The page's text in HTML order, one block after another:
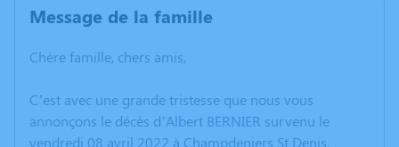
Message de la famille
Chère famille, chers amis,
C’est avec une grande tristesse que nous vous
annonçons le décès d’Albert BERNIER survenu le
vendredi 08 avril 2022 à Champdeniers St Denis.